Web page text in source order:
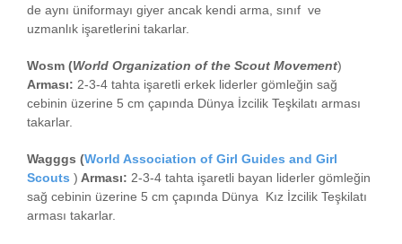
de aynı üniformayı giyer ancak kendi arma, sınıf ve
uzmanlık işaretlerini takarlar.
Wosm (World Organization of the Scout Movement)
Arması: 2-3-4 tahta işaretli erkek liderler gömleğin sağ
cebinin üzerine 5 cm çapında Dünya İzcilik Teşkilatı arması
takarlar.
Wagggs (World Association of Girl Guides and Girl
Scouts ) Arması: 2-3-4 tahta işaretli bayan liderler gömleğin
sağ cebinin üzerine 5 cm çapında Dünya Kız İzcilik Teşkilatı
arması takarlar.